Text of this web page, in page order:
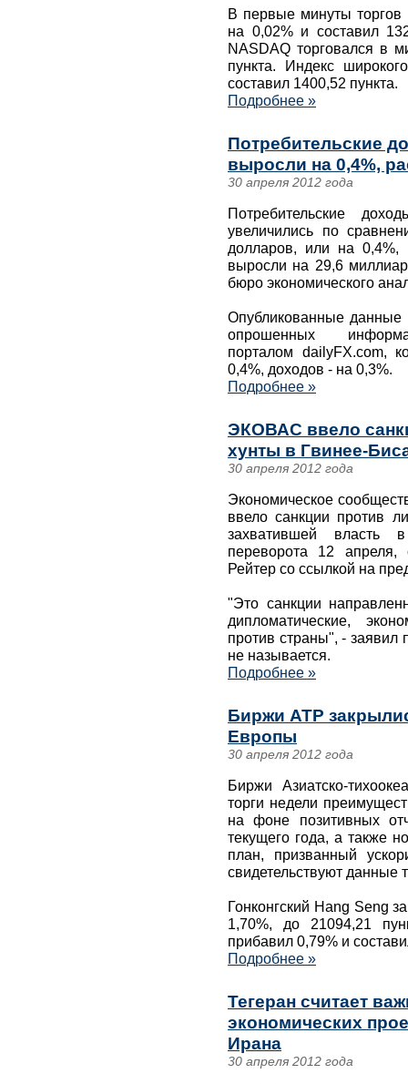
В первые минуты
на 0,02% и составил
NASDAQ торговался в
пункта. Индекс
составил 1400,52 пункта.
Подробнее »
Потребительские
выросли на 0,4%,
30 апреля 2012 года
Потребительские
увеличились по
долларов, или на 0,4%,
выросли на 29,6
бюро экономического
Опубликованные данные
опрошенных
порталом dailyFX.com,
0,4%, доходов - на 0,3%.
Подробнее »
ЭКОВАС ввело
хунты в Гвинее-
30 апреля 2012 года
Экономическое
ввело санкции против
захватившей власть
переворота 12 апреля,
Рейтер со ссылкой на
"Это санкции
дипломатические,
против страны", - заявил
не называется.
Подробнее »
Биржи АТР
Европы
30 апреля 2012 года
Биржи Азиатско-
торги недели
на фоне позитивных
текущего года, а также
план, призванный
свидетельствуют данные
Гонконгский Hang Seng
1,70%, до 21094,21
прибавил 0,79% и
Подробнее »
Тегеран считает
экономических
Ирана
30 апреля 2012 года